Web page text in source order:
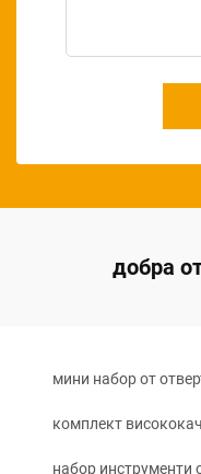
добра
мини набор от
комплект
набор инструменти